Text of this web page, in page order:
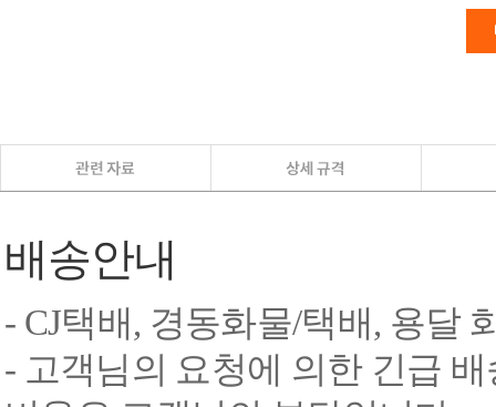
배송안내
- CJ택배, 경동화물/택배, 용달
- 고객님의 요청에 의한 긴급